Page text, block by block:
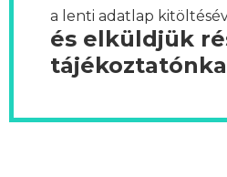
a lenti adatlap
és elküldjük